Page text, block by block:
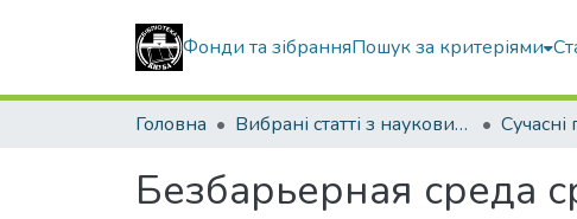
Фонди та зібранняПошук за критеріями
Головна Вибрані статті з наукових збірників КНУБА
Безбарьерная среда